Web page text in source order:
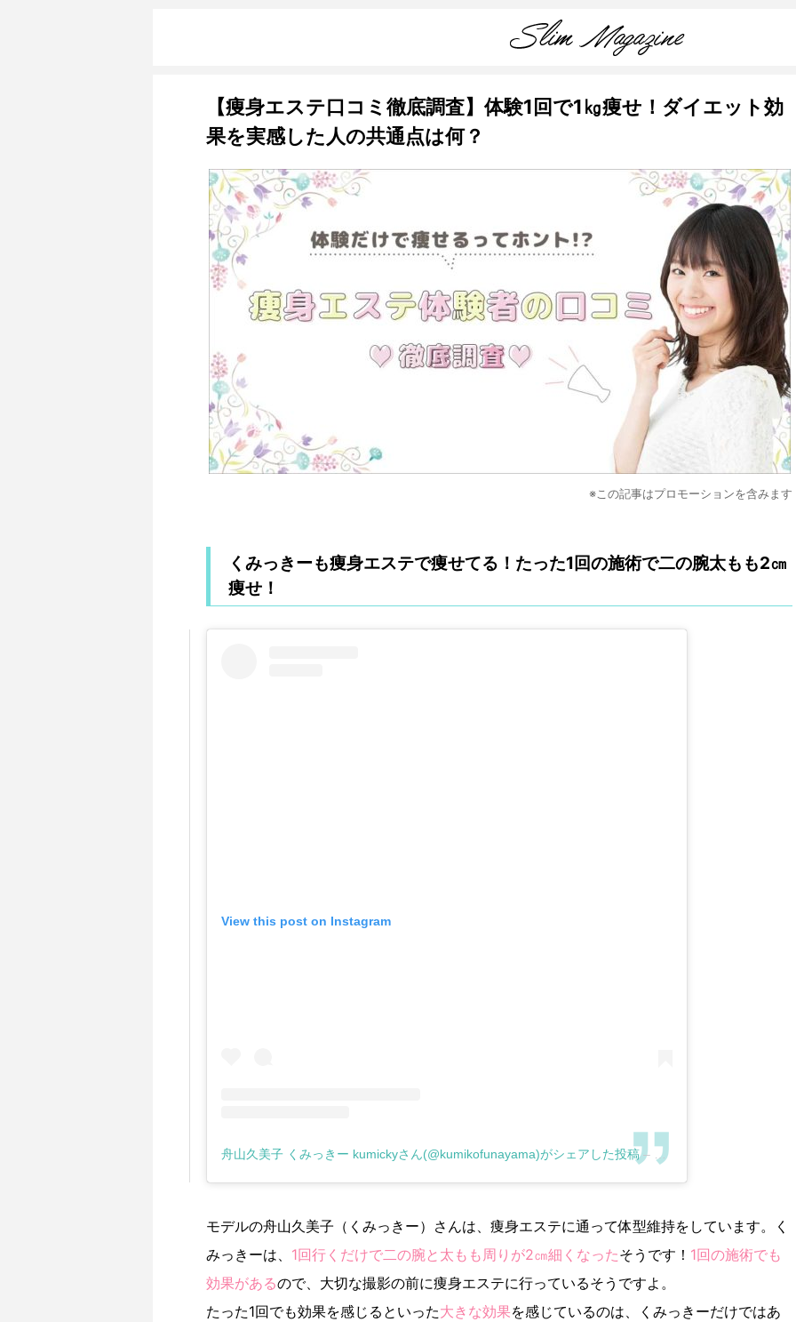
【痩身エステ口コミ徹底調査】体験1回で1㎏痩せ！ダイエット効
果を実感した人の共通点は何？
※この記事はプロモーションを含みます
くみっきーも痩身エステで痩せてる！たった1回の施術で二の腕太もも2㎝
痩せ！
View this post on Instagram
舟山久美子 くみっきー kumickyさん(@kumikofunayama)がシェアした投稿– 2018年 8月月1日午後5時
モデルの舟山久美子（くみっきー）さんは、痩身エステに通って体型維持をしています。く
みっきーは、 1回行くだけで二の腕と太もも周りが2㎝細くなったそうです！ 1回の施術でも
効果があるので、大切な撮影の前に痩身エステに行っているそうですよ。
たった1回でも効果を感じるといった大きな効果を感じているのは、くみっきーだけではあ